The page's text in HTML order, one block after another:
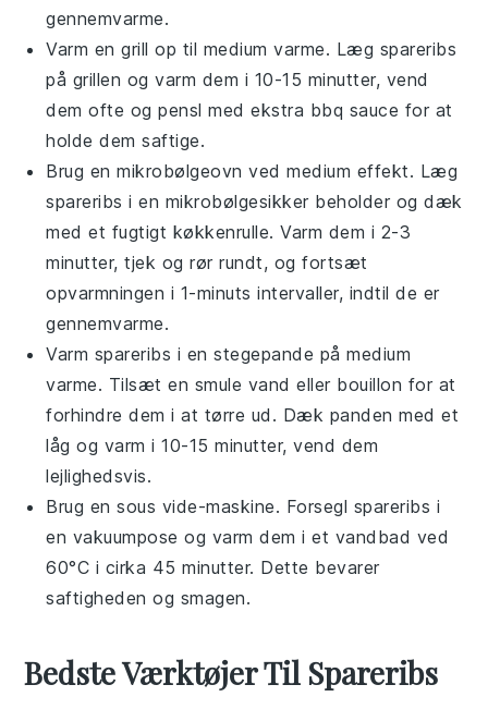
gennemvarme.
Varm en grill op til medium varme. Læg spareribs
på grillen og varm dem i 10-15 minutter, vend
dem ofte og pensl med ekstra bbq sauce for at
holde dem saftige.
Brug en mikrobølgeovn ved medium effekt. Læg
spareribs i en mikrobølgesikker beholder og dæk
med et fugtigt køkkenrulle. Varm dem i 2-3
minutter, tjek og rør rundt, og fortsæt
opvarmningen i 1-minuts intervaller, indtil de er
gennemvarme.
Varm spareribs i en stegepande på medium
varme. Tilsæt en smule vand eller bouillon for at
forhindre dem i at tørre ud. Dæk panden med et
låg og varm i 10-15 minutter, vend dem
lejlighedsvis.
Brug en sous vide-maskine. Forsegl spareribs i
en vakuumpose og varm dem i et vandbad ved
60°C i cirka 45 minutter. Dette bevarer
saftigheden og smagen.
Bedste Værktøjer Til Spareribs